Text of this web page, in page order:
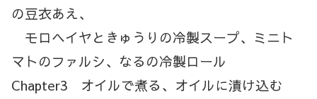
の豆衣あえ、
モロヘイヤときゅうりの冷製スープ、ミニト
マトのファルシ、なるの冷製ロール
Chapter3 オイルで煮る、オイルに漬け込む